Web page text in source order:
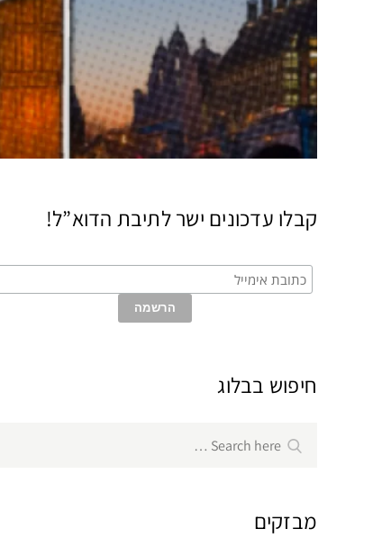
קבלו עדכונים ישר לתיבת הדוא”ל!
חיפוש בבלוג
for:
Search
מבזקים